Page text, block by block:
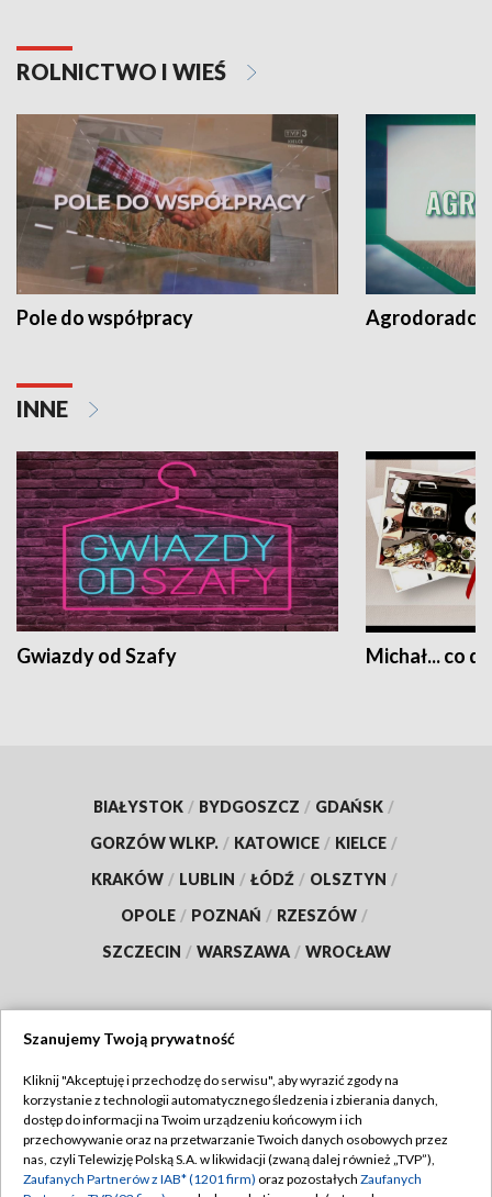
ROLNICTWO I WIEŚ
Pole do współpracy Agrodoradcy
INNE
Gwiazdy od Szafy Michał... co
BIAŁYSTOK / BYDGOSZCZ / GDAŃSK /
GORZÓW WLKP. / KATOWICE / KIELCE /
KRAKÓW / LUBLIN / ŁÓDŹ / OLSZTYN /
OPOLE / POZNAŃ / RZESZÓW /
SZCZECIN / WARSZAWA / WROCŁAW
TVP
Abonament TVP
Emisja w TVP
Regulamin TVP
Polityka prywatności
Szanujemy Twoją prywatność
Kliknij "Akceptuję i przechodzę do serwisu", aby wyrazić zgody na
korzystanie z technologii automatycznego śledzenia i zbierania danych,
dostęp do informacji na Twoim urządzeniu końcowym i ich
przechowywanie oraz na przetwarzanie Twoich danych osobowych przez
nas, czyli Telewizję Polską S.A. w likwidacji (zwaną dalej również „TVP”),
Zaufanych Partnerów z IAB* (1201 firm) oraz pozostałych Zaufanych